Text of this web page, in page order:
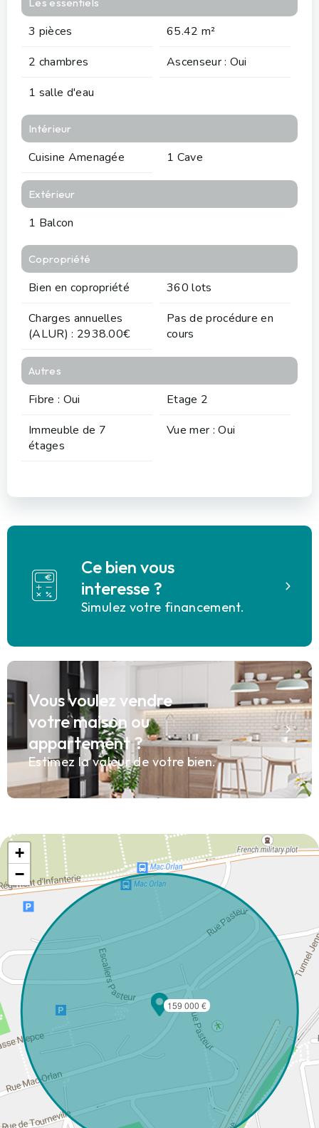
3 pièces
65.42 m²
2 chambres
Ascenseur : Oui
1 salle d'eau
Intérieur
Cuisine Amenagée 1 Cave
Extérieur
1 Balcon
Copropriété
Bien en copropriété
360 lots
Charges annuelles
(ALUR) : 2938.00€
Pas de procédure en
cours
Autres
Fibre : Oui
Etage 2
Immeuble de 7
étages
Vue mer : Oui
Ce bien vous
interesse ?
Simulez votre financement.
Vous voulez vendre
votre maison ou
appartement ?
Estimez la valeur de votre bien.
159 000 €
+
−